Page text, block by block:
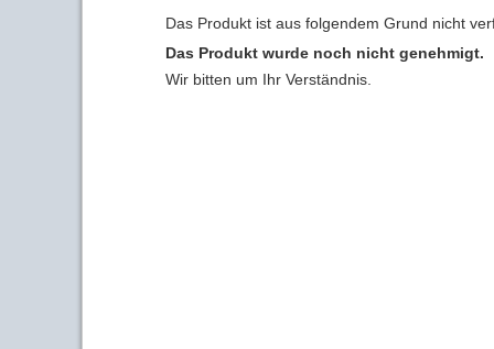
Das Produkt ist aus folgendem Grund nicht
Das Produkt wurde noch nicht genehmigt.
Wir bitten um Ihr Verständnis.